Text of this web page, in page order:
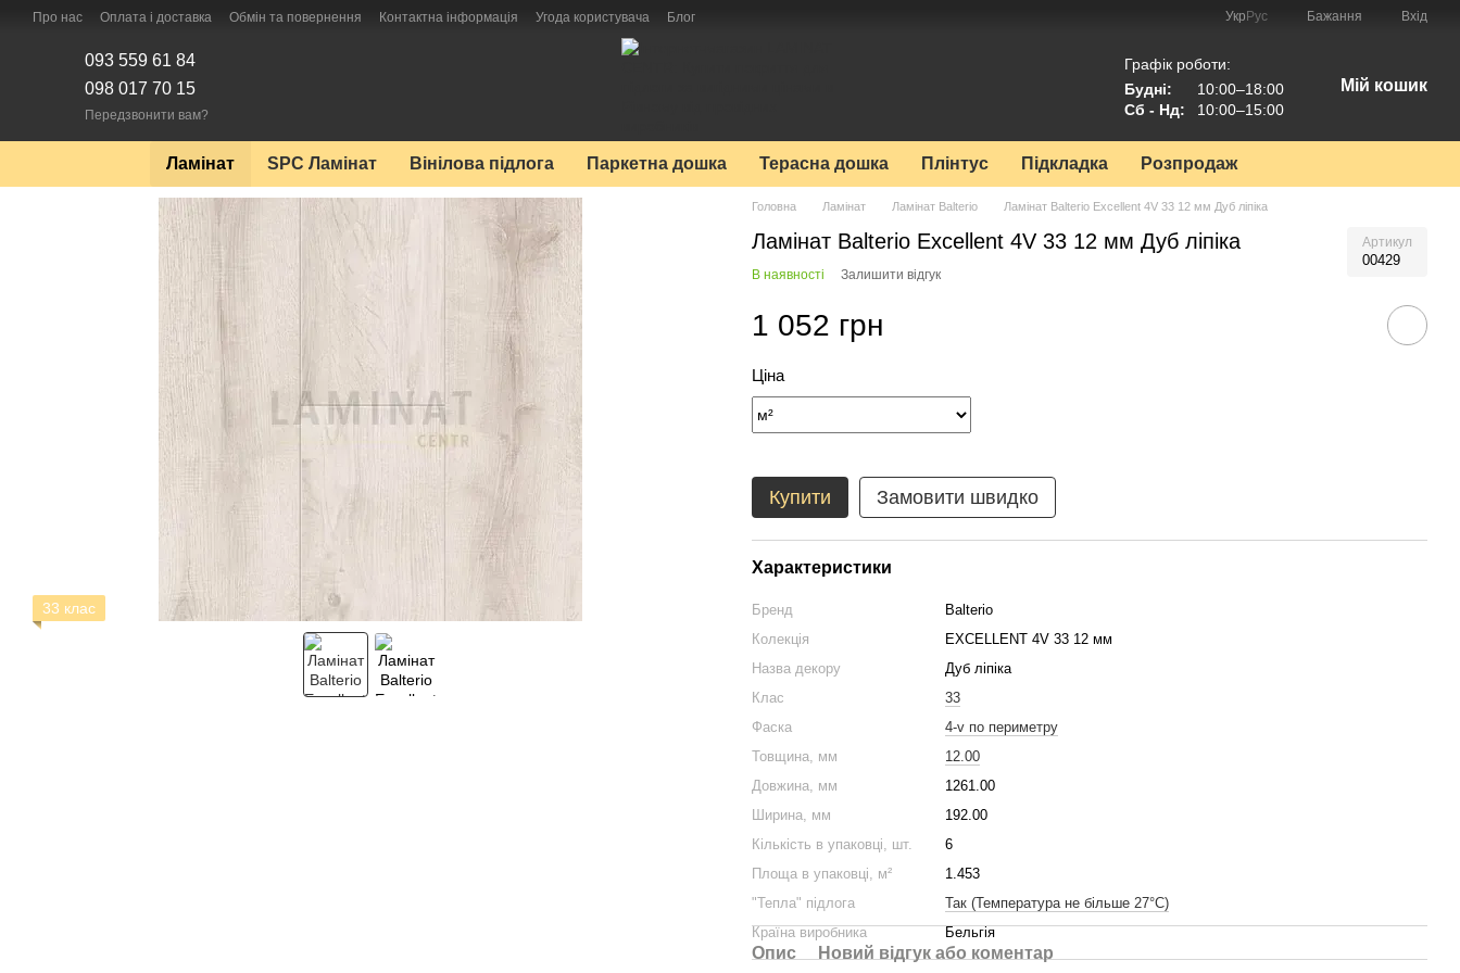
Перейти до основного контенту
Про нас Оплата і доставка Обмін та повернення Контактна інформація Угода користувача Блог Укр Рус Бажання Вхід
093 559 61 84
098 017 70 15
Передзвонити вам?
Графік роботи:
Будні:
10:00–18:00
Сб - Нд:
10:00–15:00
Мій кошик
Ламінат SPC Ламінат Вінілова підлога Паркетна дошка Терасна дошка Плінтус Підкладка Розпродаж
33 клас
Головна Ламінат Ламінат Balterio Ламінат Balterio Excellent 4V 33 12 мм Дуб ліпіка
Ламінат Balterio Excellent 4V 33 12 мм Дуб ліпіка Артикул
00429
В наявності Залишити відгук
1 052 грн
Ціна
Купити Замовити швидко
Характеристики
Бренд
Balterio
Колекція
EXCELLENT 4V 33 12 мм
Назва декору
Дуб ліпіка
Клас
33
Фаска
4-v по периметру
Товщина, мм
12.00
Довжина, мм
1261.00
Ширина, мм
192.00
Кількість в упаковці, шт.
6
Площа в упаковці, м²
1.453
"Тепла" підлога
Так (Температура не більше 27°C)
Країна виробника
Бельгія
Опис
Новий відгук або коментар